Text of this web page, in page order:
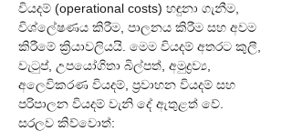
වියදම් (operational costs) හඳුනා ගැනීම,
විශ්ලේෂණය කිරීම, පාලනය කිරීම සහ අවම
කිරීමේ ක්‍රියාවලියයි. මෙම වියදම් අතරට කුලී,
වැටුප්, උපයෝගිතා බිල්පත්, අමුද්‍රව්‍ය,
අලෙවිකරණ වියදම්, ප්‍රවාහන වියදම් සහ
පරිපාලන වියදම් වැනි දේ ඇතුළත් වේ.
සරලව කිව්වොත්: